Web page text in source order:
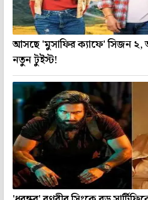
আসছে 'মুসাফির ক্যাফে' সিজন ২,
নতুন টুইস্ট!